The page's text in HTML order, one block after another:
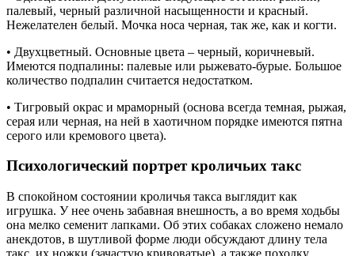
палевый, черный различной насыщенности и красный.
Нежелателен белый. Мочка носа черная, так же, как и когти.
• Двухцветный. Основные цвета – черный, коричневый.
Имеются подпалины: палевые или рыжевато-бурые. Большое
количество подпалин считается недостатком.
• Тигровый окрас и мраморный (основа всегда темная, рыжая,
серая или черная, на ней в хаотичном порядке имеются пятна
серого или кремового цвета).
Психологический портрет кроличьих такс
В спокойном состоянии кроличья такса выглядит как
игрушка. У нее очень забавная внешность, а во время ходьбы
она мелко семенит лапками. Об этих собаках сложено немало
анекдотов, в шутливой форме люди обсуждают длину тела